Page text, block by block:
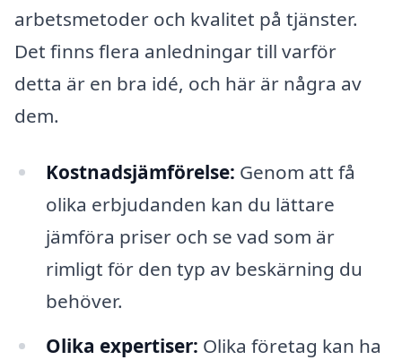
arbetsmetoder och kvalitet på tjänster.
Det finns flera anledningar till varför
detta är en bra idé, och här är några av
dem.
Kostnadsjämförelse: Genom att få
olika erbjudanden kan du lättare
jämföra priser och se vad som är
rimligt för den typ av beskärning du
behöver.
Olika expertiser: Olika företag kan ha